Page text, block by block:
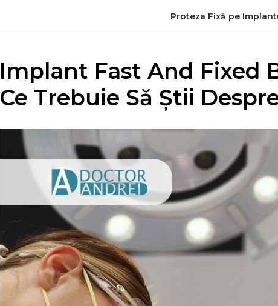
Proteza Fixă pe
Implant Fast And Fixed
Ce Trebuie Să Știi